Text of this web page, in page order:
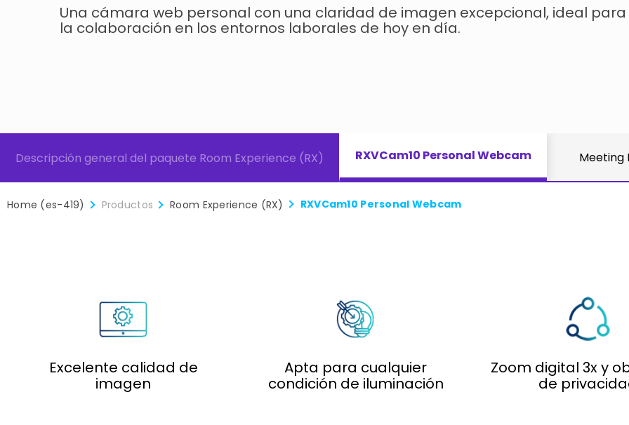
Una cámara web personal con una claridad de imagen excepcional, ideal para
la colaboración en los entornos laborales de hoy en día.
Descripción general del paquete Room Experience (RX)
de contenido RXVCam10-CC Paquetes RXVCam10 RXVCam10 Personal Webcam Meeting
Home (es-419) Productos Room Experience (RX) RXVCam10 Personal Webcam
Excelente calidad de
imagen
Apta para cualquier
condición de iluminación
Zoom digital 3x y
de